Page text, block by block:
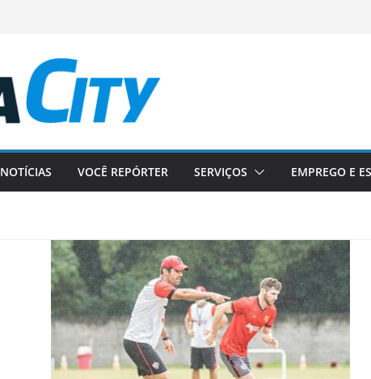
NOTÍCIAS VOCÊ REPÓRTER SERVIÇOS EMPREGO E